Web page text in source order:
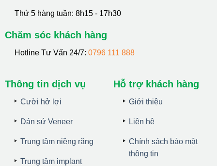
Thứ 5 hàng tuần: 8h15 - 17h30
Chăm sóc khách hàng
Hotline Tư Vấn 24/7: 0796 111 888
Thông tin dịch vụ
Cười hở lợi
Dán sứ Veneer
Trung tâm niềng răng
Trung tâm implant
Hỗ trợ khách hàng
Giới thiệu
Liên hệ
Chính sách bảo mật
thông tin